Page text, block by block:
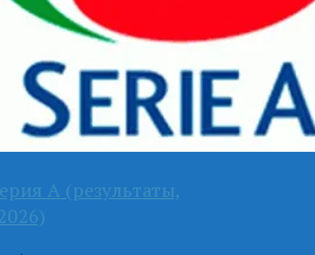
А (результаты,